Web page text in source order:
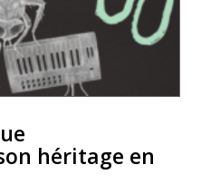
héritage en